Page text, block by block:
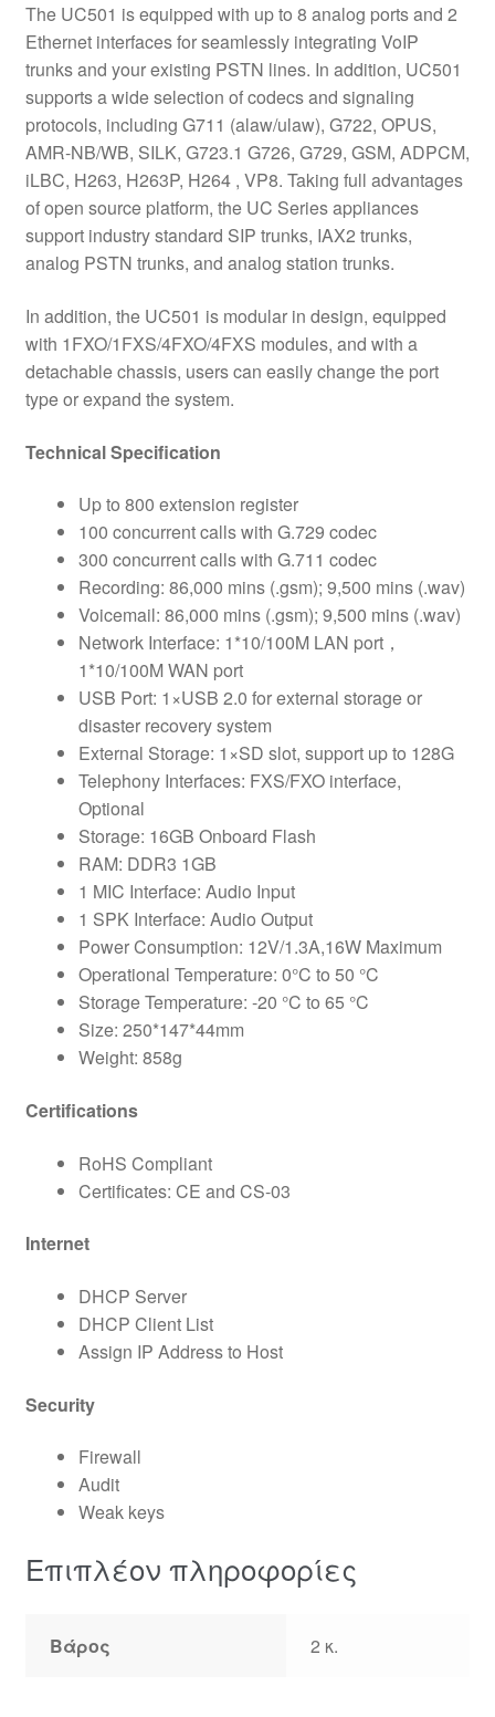
The UC501 is equipped with up to 8 analog ports and 2
Ethernet interfaces for seamlessly integrating VoIP
trunks and your existing PSTN lines. In addition, UC501
supports a wide selection of codecs and signaling
protocols, including G711 (alaw/ulaw), G722, OPUS,
AMR-NB/WB, SILK, G723.1 G726, G729, GSM, ADPCM,
iLBC, H263, H263P, H264 , VP8. Taking full advantages
of open source platform, the UC Series appliances
support industry standard SIP trunks, IAX2 trunks,
analog PSTN trunks, and analog station trunks.
In addition, the UC501 is modular in design, equipped
with 1FXO/1FXS/4FXO/4FXS modules, and with a
detachable chassis, users can easily change the port
type or expand the system.
Technical Specification
Up to 800 extension register
100 concurrent calls with G.729 codec
300 concurrent calls with G.711 codec
Recording: 86,000 mins (.gsm); 9,500 mins (.wav)
Voicemail: 86,000 mins (.gsm); 9,500 mins (.wav)
Network Interface: 1*10/100M LAN port，
1*10/100M WAN port
USB Port: 1×USB 2.0 for external storage or
disaster recovery system
External Storage: 1×SD slot, support up to 128G
Telephony Interfaces: FXS/FXO interface,
Optional
Storage: 16GB Onboard Flash
RAM: DDR3 1GB
1 MIC Interface: Audio Input
1 SPK Interface: Audio Output
Power Consumption: 12V/1.3A,16W Maximum
Operational Temperature: 0°C to 50 °C
Storage Temperature: -20 °C to 65 °C
Size: 250*147*44mm
Weight: 858g
Certifications
RoHS Compliant
Certificates: CE and CS-03
Internet
DHCP Server
DHCP Client List
Assign IP Address to Host
Security
Firewall
Audit
Weak keys
Επιπλέον πληροφορίες
Βάρος 2 κ.